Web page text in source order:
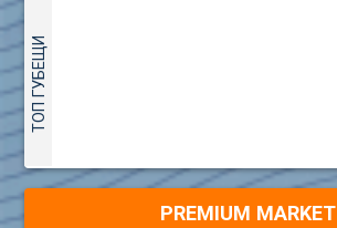
ТОП ГУБЕЩИ
PREMIUM MARKET